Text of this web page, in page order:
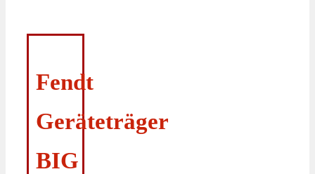
Fendt
Geräteträger
BIG